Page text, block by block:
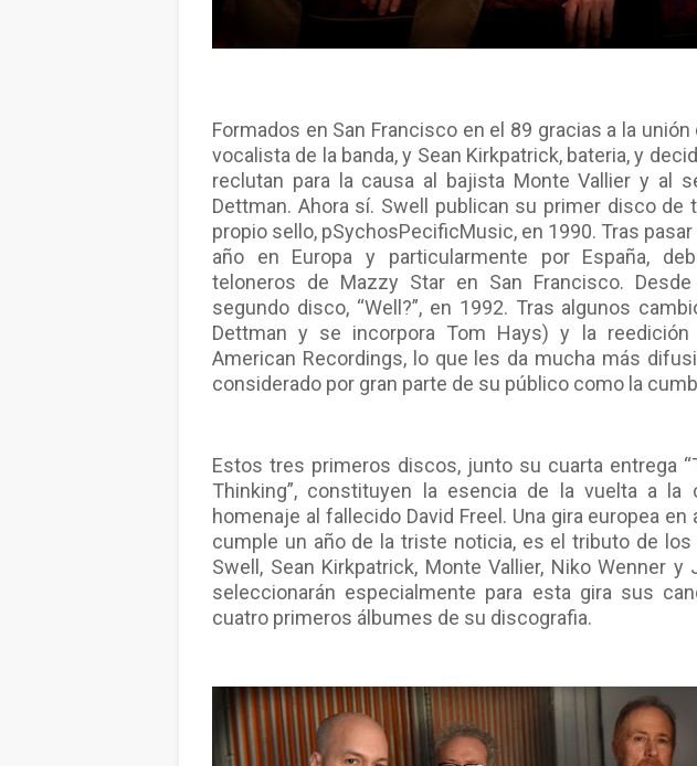
Formados en San Francisco en el 89 gracias a la unión
vocalista de la banda, y Sean Kirkpatrick, bateria, y
reclutan para la causa al bajista Monte Vallier y al
Dettman. Ahora sí. Swell publican su primer disco de
propio sello, pSychosPecificMusic, en 1990. Tras
año en Europa y particularmente por España,
teloneros de Mazzy Star en San Francisco.
segundo disco, “Well?”, en 1992. Tras algunos
Dettman y se incorpora Tom Hays) y la reedición
American Recordings, lo que les da mucha más
considerado por gran parte de su público como la
Estos tres primeros discos, junto su cuarta entrega
Thinking”, constituyen la esencia de la vuelta a la
homenaje al fallecido David Freel. Una gira europea
cumple un año de la triste noticia, es el tributo de
Swell, Sean Kirkpatrick, Monte Vallier, Niko Wenner y
seleccionarán especialmente para esta gira sus
cuatro primeros álbumes de su discografia.